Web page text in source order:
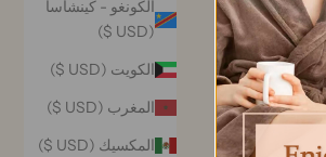
الكونغو - كينشاسا
(USD $)
الكويت (USD $)
المغرب (USD $)
المكسيك (USD $)